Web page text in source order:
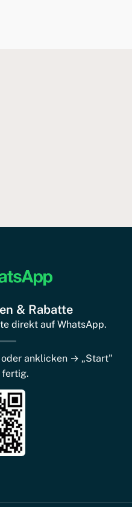
& Rabatte
direkt auf WhatsApp.
anklicken → „Start"